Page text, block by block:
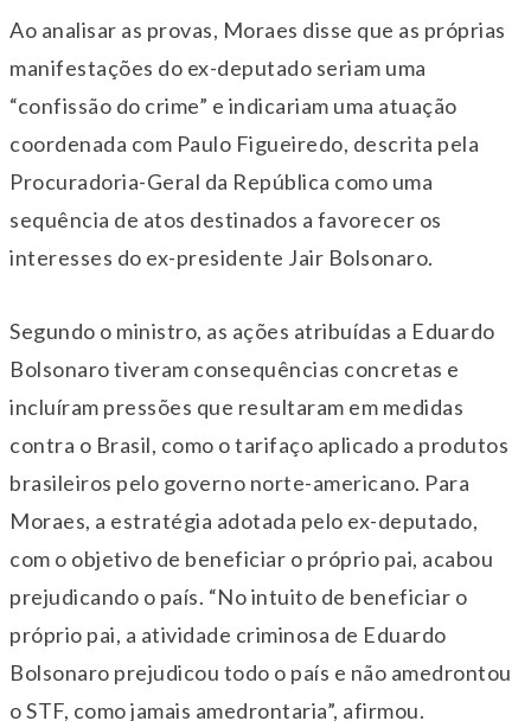
Ao analisar as provas, Moraes disse que as próprias
manifestações do ex-deputado seriam uma
“confissão do crime” e indicariam uma atuação
coordenada com Paulo Figueiredo, descrita pela
Procuradoria-Geral da República como uma
sequência de atos destinados a favorecer os
interesses do ex-presidente Jair Bolsonaro.
Segundo o ministro, as ações atribuídas a Eduardo
Bolsonaro tiveram consequências concretas e
incluíram pressões que resultaram em medidas
contra o Brasil, como o tarifaço aplicado a produtos
brasileiros pelo governo norte-americano. Para
Moraes, a estratégia adotada pelo ex-deputado,
com o objetivo de beneficiar o próprio pai, acabou
prejudicando o país. “No intuito de beneficiar o
próprio pai, a atividade criminosa de Eduardo
Bolsonaro prejudicou todo o país e não amedrontou
o STF, como jamais amedrontaria”, afirmou.